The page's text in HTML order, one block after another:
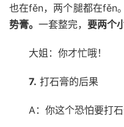
也在fěn，两个腿都在fěn
势膏。 一套整完， 要两个
大姐：你才忙哦！
7. 打石膏的后果
A：你这个恐怕要打石